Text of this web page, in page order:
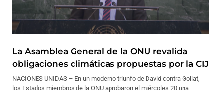
La Asamblea General de la ONU revalida
obligaciones climáticas propuestas por la CIJ
NACIONES UNIDAS – En un moderno triunfo de David contra Goliat,
los Estados miembros de la ONU aprobaron el miércoles 20 una